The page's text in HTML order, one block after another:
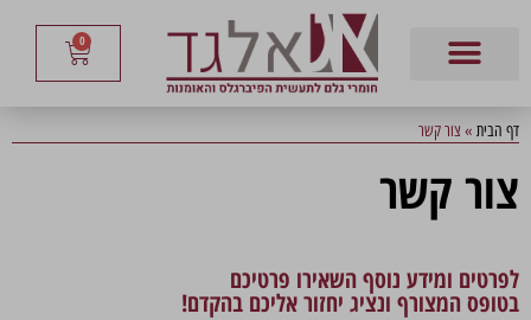
0
דף הבית »צור קשר
צור קשר
לפרטים ומידע נוסף השאירו פרטיכם
בטופס המצורף ונציג יחזור אליכם בהקדם!